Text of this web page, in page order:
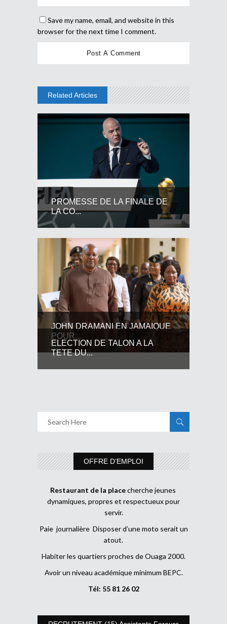
Save my name, email, and website in this
browser for the next time I comment.
Related Articles
PROMESSE DE LA FINALE DE
LA CO...
JOHN DRAMANI EN JAMAIQUE
POUR...
ELECTION DE TALON A LA
TETE DU...
OFFRE D’EMPLOI
Restaurant de la placecherche jeunes
dynamiques, propres et respectueux pour
servir.
Paie journalière Disposer d’une moto serait un
atout.
Habiter les quartiers proches de Ouaga 2000.
Avoir un niveau académique minimum BEPC.
Tél: 55 81 26 02